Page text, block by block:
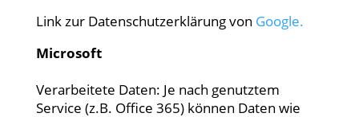
Link zur Datenschutzerklärung von Google.
Microsoft
Verarbeitete Daten: Je nach genutztem
Service (z.B. Office 365) können Daten wie